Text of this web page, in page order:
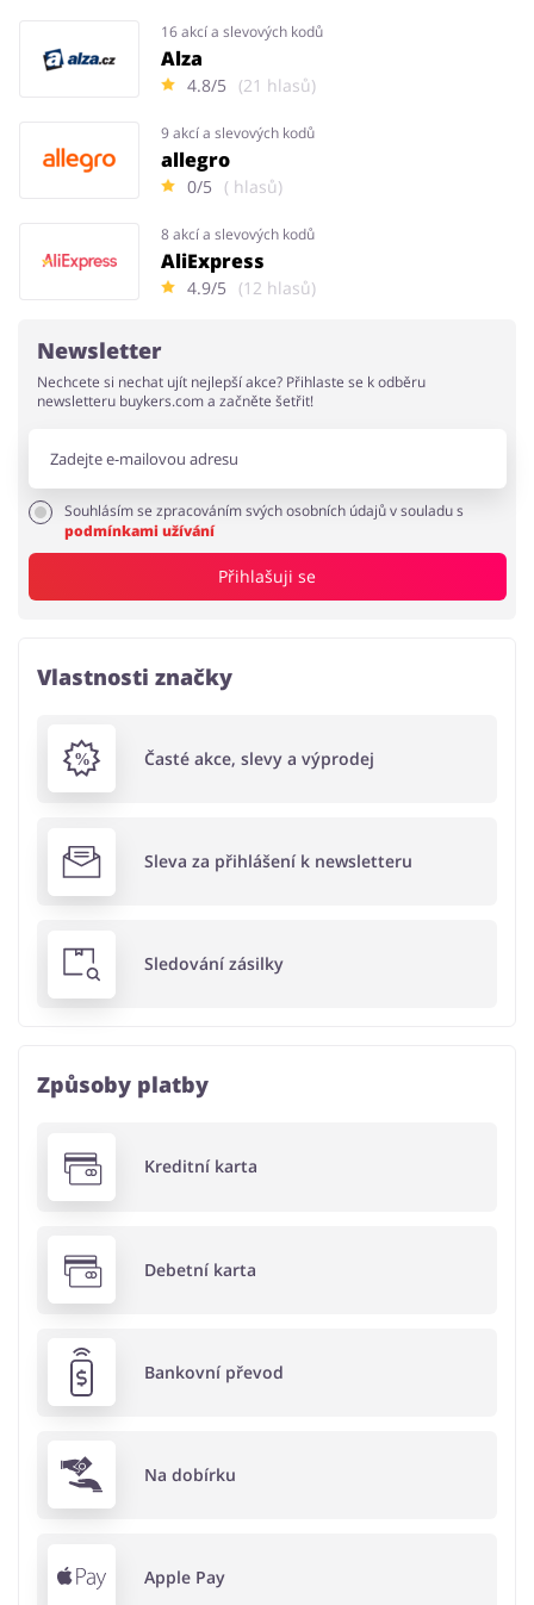
16 akcí a slevových kodů
Alza
4.8/5 (21 hlasů)
9 akcí a slevových kodů
allegro
0/5 ( hlasů)
8 akcí a slevových kodů
AliExpress
4.9/5 (12 hlasů)
Newsletter
Nechcete si nechat ujít nejlepší akce? Přihlaste se k odběru
newsletteru buykers.com a začněte šetřit!
Souhlásím se zpracováním svých osobních údajů v souladu s
podmínkami užívání
Přihlašuji se
Vlastnosti značky
Časté akce, slevy a výprodej
Sleva za přihlášení k newsletteru
Sledování zásilky
Způsoby platby
Kreditní karta
Debetní karta
Bankovní převod
Na dobírku
Apple Pay